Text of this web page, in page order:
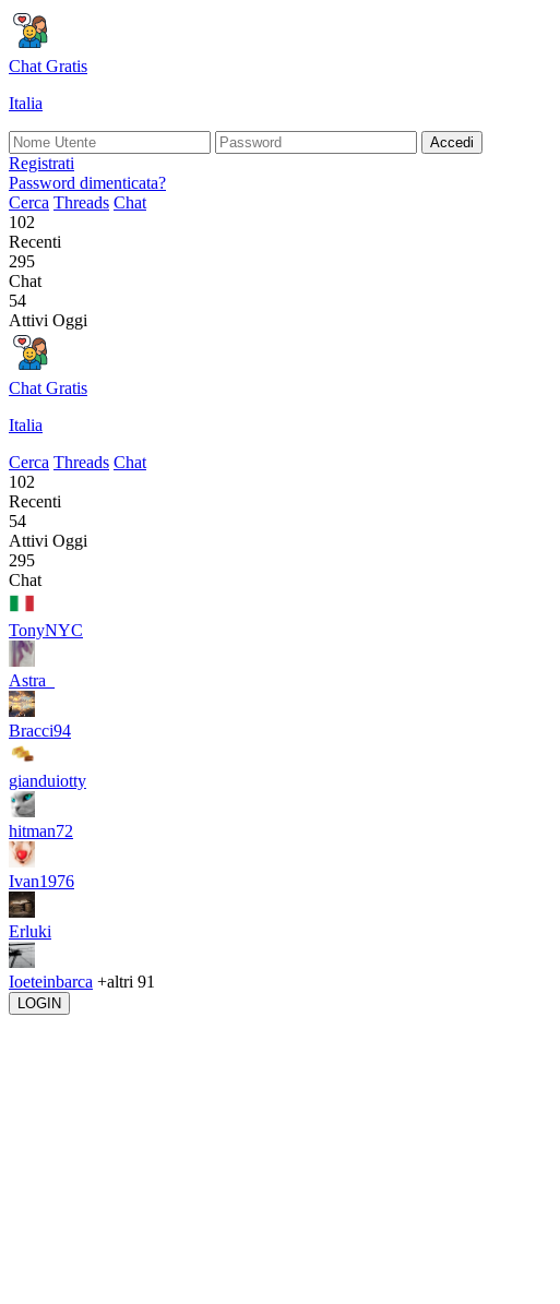
Chat Gratis
Italia
Accedi
Registrati
Password dimenticata?
Cerca Threads Chat
102
Recenti
295
Chat
54
Attivi Oggi
Chat Gratis
Italia
Cerca Threads Chat
102
Recenti
54
Attivi Oggi
295
Chat
TonyNYC
Astra_
Bracci94
gianduiotty
hitman72
Ivan1976
Erluki
Ioeteinbarca +altri 91
LOGIN